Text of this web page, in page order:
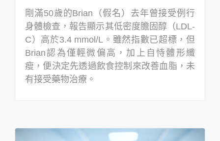
剛滿50歲的Brian（假名）去年曾接受例行
身體檢查，報告顯示其低密度膽固醇（LDL-
C）高於3.4 mmol/L。雖然指數已超標，但
Brian認為僅輕微偏高，加上自恃體形纖
瘦，便決定先透過飲食控制來改善血脂，未
有接受藥物治療。